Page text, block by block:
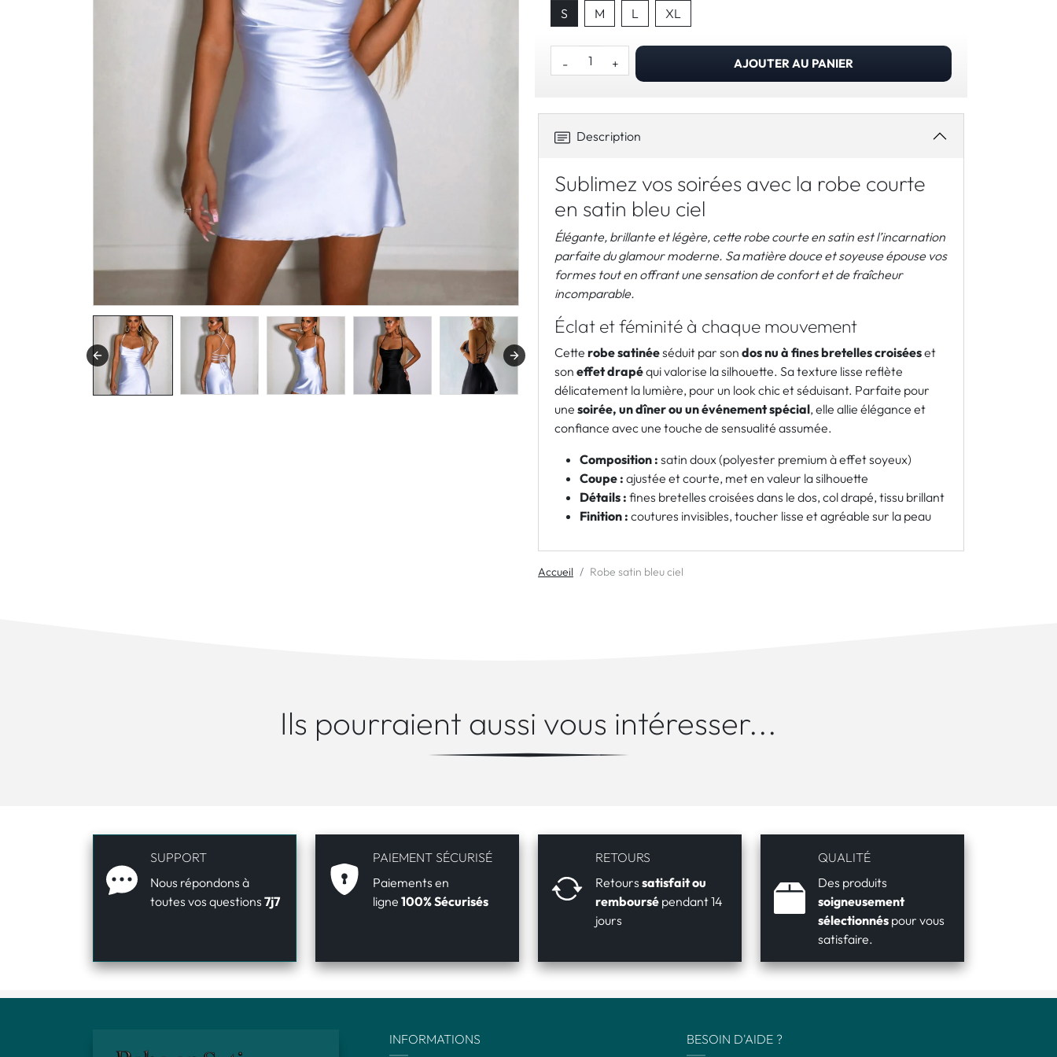
S
M L XL
- + AJOUTER AU PANIER
Description
Sublimez vos soirées avec la robe courte
en satin bleu ciel
Élégante, brillante et légère, cette robe courte en satin est l’incarnation
parfaite du glamour moderne. Sa matière douce et soyeuse épouse vos
formes tout en offrant une sensation de confort et de fraîcheur
incomparable.
Éclat et féminité à chaque mouvement
Cette robe satinéeséduit par son dos nu à fines bretelles croiséeset
son effet drapéqui valorise la silhouette. Sa texture lisse reflète
délicatement la lumière, pour un look chic et séduisant. Parfaite pour
une soirée, un dîner ou un événement spécial, elle allie élégance et
confiance avec une touche de sensualité assumée.
Composition : satin doux (polyester premium à effet soyeux)
Coupe : ajustée et courte, met en valeur la silhouette
Détails : fines bretelles croisées dans le dos, col drapé, tissu brillant
Finition : coutures invisibles, toucher lisse et agréable sur la peau
Accueil Robe satin bleu ciel
Ils pourraient aussi vous intéresser...
SUPPORT
Nous répondons à
toutes vos questions 7j7
PAIEMENT SÉCURISÉ
Paiements en
ligne 100% Sécurisés
RETOURS
Retours satisfait ou
remboursé pendant 14
jours
QUALITÉ
Des produits
soigneusement
sélectionnés pour vous
satisfaire.
INFORMATIONS BESOIN D'AIDE ?